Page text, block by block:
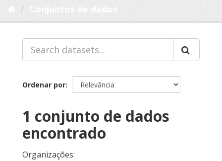
Ordenar por
1 conjunto de dados
encontrado
Organizações: